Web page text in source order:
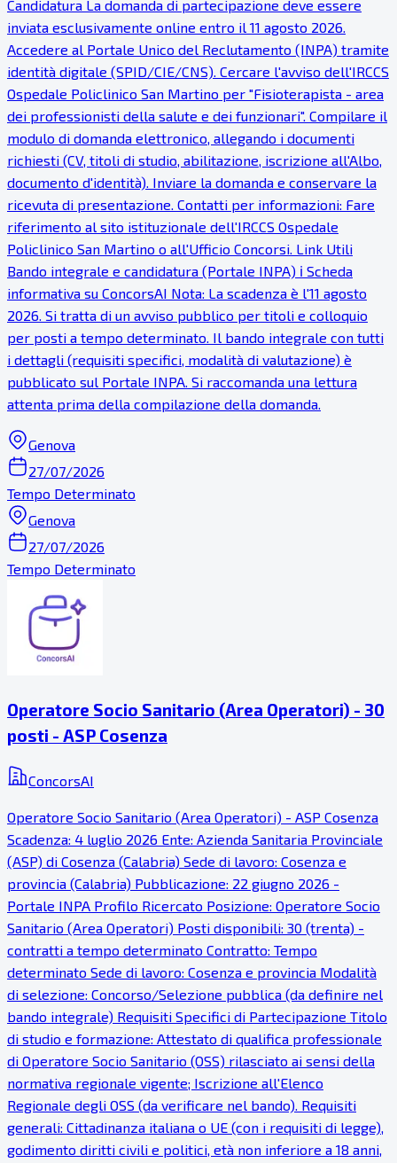
Candidatura La domanda di partecipazione deve essere
inviata esclusivamente online entro il 11 agosto 2026.
Accedere al Portale Unico del Reclutamento (INPA) tramite
identità digitale (SPID/CIE/CNS). Cercare l'avviso dell'IRCCS
Ospedale Policlinico San Martino per "Fisioterapista - area
dei professionisti della salute e dei funzionari". Compilare il
modulo di domanda elettronico, allegando i documenti
richiesti (CV, titoli di studio, abilitazione, iscrizione all'Albo,
documento d'identità). Inviare la domanda e conservare la
ricevuta di presentazione. Contatti per informazioni: Fare
riferimento al sito istituzionale dell'IRCCS Ospedale
Policlinico San Martino o all'Ufficio Concorsi. Link Utili
Bando integrale e candidatura (Portale INPA) ℹ Scheda
informativa su ConcorsAI Nota: La scadenza è l'11 agosto
2026. Si tratta di un avviso pubblico per titoli e colloquio
per posti a tempo determinato. Il bando integrale con tutti
i dettagli (requisiti specifici, modalità di valutazione) è
pubblicato sul Portale INPA. Si raccomanda una lettura
attenta prima della compilazione della domanda.
Genova
27/07/2026
Tempo Determinato
Genova
27/07/2026
Tempo Determinato
Operatore Socio Sanitario (Area Operatori) - 30
posti - ASP Cosenza
ConcorsAI
Operatore Socio Sanitario (Area Operatori) - ASP Cosenza
Scadenza: 4 luglio 2026 Ente: Azienda Sanitaria Provinciale
(ASP) di Cosenza (Calabria) Sede di lavoro: Cosenza e
provincia (Calabria) Pubblicazione: 22 giugno 2026 -
Portale INPA Profilo Ricercato Posizione: Operatore Socio
Sanitario (Area Operatori) Posti disponibili: 30 (trenta) -
contratti a tempo determinato Contratto: Tempo
determinato Sede di lavoro: Cosenza e provincia Modalità
di selezione: Concorso/Selezione pubblica (da definire nel
bando integrale) Requisiti Specifici di Partecipazione Titolo
di studio e formazione: Attestato di qualifica professionale
di Operatore Socio Sanitario (OSS) rilasciato ai sensi della
normativa regionale vigente; Iscrizione all'Elenco
Regionale degli OSS (da verificare nel bando). Requisiti
generali: Cittadinanza italiana o UE (con i requisiti di legge),
godimento diritti civili e politici, età non inferiore a 18 anni,